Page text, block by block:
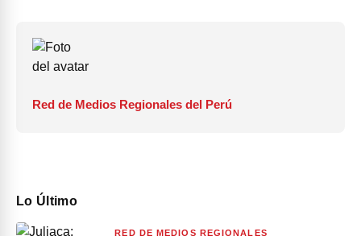
Red de Medios Regionales del Perú
Lo Último
RED DE MEDIOS REGIONALES